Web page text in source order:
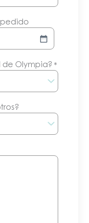
pedido
de Olympia? *